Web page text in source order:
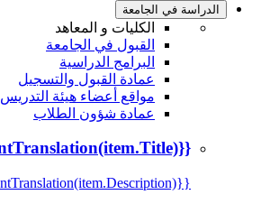
الدراسة في الجامعة
الكليات و المعاهد
القبول في الجامعة
البرامج الدراسية
عمادة القبول والتسجيل
مواقع أعضاء هيئة التدريس
عمادة شؤون الطلاب
{{mmc.getCurrentTranslation(item.Title)}}
{{mmc.getCurrentTranslation(item.Description)}}